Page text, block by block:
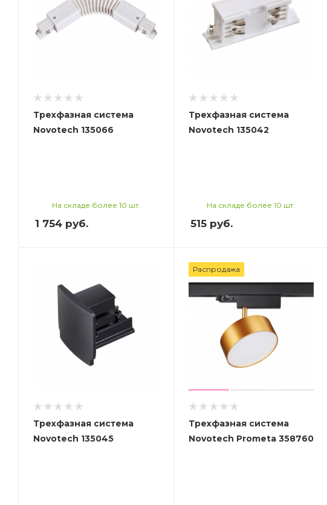
Трехфазная система
Novotech 135066
На складе более 10 шт.
1 754 руб.
Трехфазная система
Novotech 135042
На складе более 10 шт.
515руб.
Трехфазная система
Novotech 135045
Распродажа
Трехфазная система
Novotech Prometa 358760